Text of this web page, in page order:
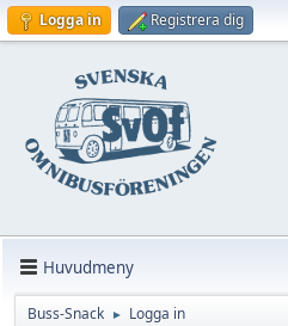
Logga in Registrera dig
Huvudmeny
Buss-Snack ► Logga in